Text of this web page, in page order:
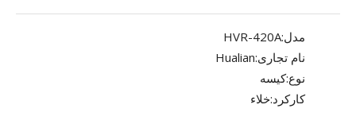
مدل:HVR-420A
نام تجاری:Hualian
نوع:کیسه
کارکرد:خلاء